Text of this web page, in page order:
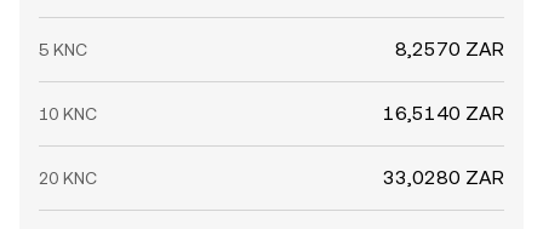
5 KNC 8,2570 ZAR
10 KNC 16,5140 ZAR
20 KNC 33,0280 ZAR